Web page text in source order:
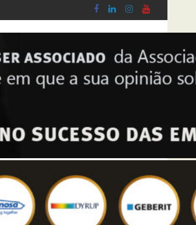
Lei n.º 5-A/2026, de 28 de Janeiro
Diploma de transposição da Diretiva